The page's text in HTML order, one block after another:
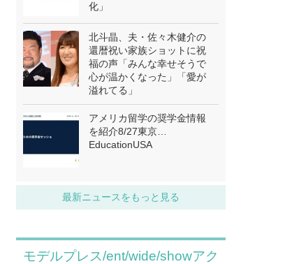
化」
北斗晶、夫・佐々木健介の
還暦祝い家族ショットに祝
福の声「みんな幸せそうで
心が温かくなった」「愛が
溢れてる」
アメリカ留学の奨学金情報
を紹介8/27東京…
EducationUSA
最新ニュースをもっと見る
モデルプレス/ent/wide/showアク